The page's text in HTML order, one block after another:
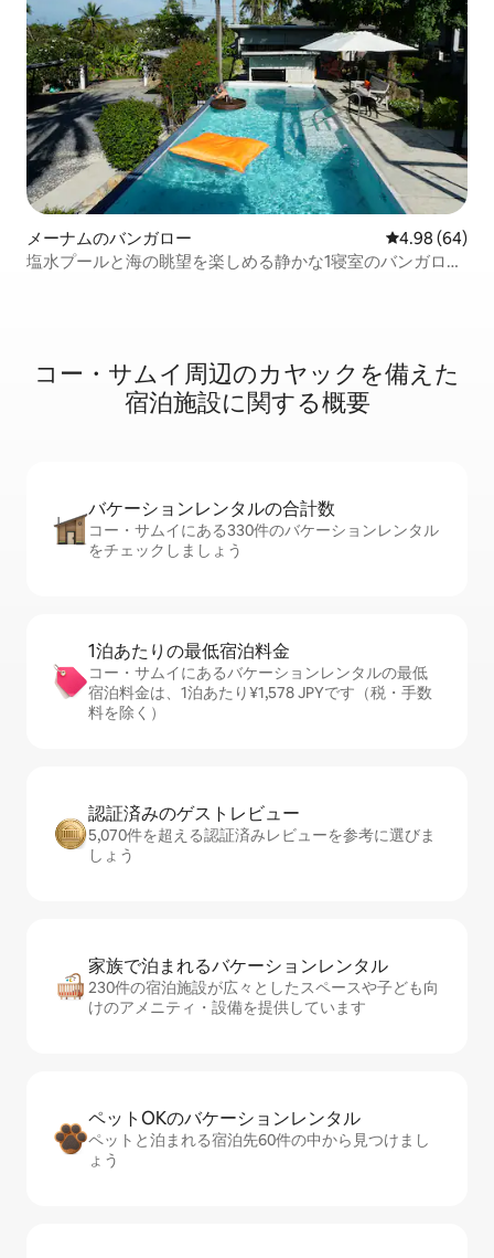
メーナムのバンガロー レビュー64件
4.98 (64)
塩水プールと海の眺望を楽しめる静かな1寝室のバンガロー
コー・サムイ周辺のカ⁠ヤ⁠ッ⁠クを備⁠え⁠た
宿⁠泊⁠施⁠設に関⁠す⁠る概⁠要
バケーションレ⁠ン⁠タ⁠ル⁠の合⁠計⁠数
コー・サムイにある330件のバケーションレンタル
をチェックしましょう
1泊あたりの最⁠低⁠宿⁠泊⁠料⁠金
コー・サムイにあるバケーションレンタルの最低
宿泊料金は、1泊あたり¥1,578 JPYです（税・手数
料を除く）
認証済みのゲ⁠ス⁠ト⁠レ⁠ビ⁠ュ⁠ー
5,070件を超える認証済みレビューを参考に選びま
しょう
家族で泊まれるバ⁠ケ⁠ー⁠シ⁠ョ⁠ンレ⁠ン⁠タ⁠ル
230件の宿泊施設が広々としたスペースや子ども向
けのアメニティ・設備を提供しています
ペットOKのバ⁠ケ⁠ー⁠シ⁠ョ⁠ンレ⁠ン⁠タ⁠ル
ペットと泊まれる宿泊先60件の中から見つけまし
ょう